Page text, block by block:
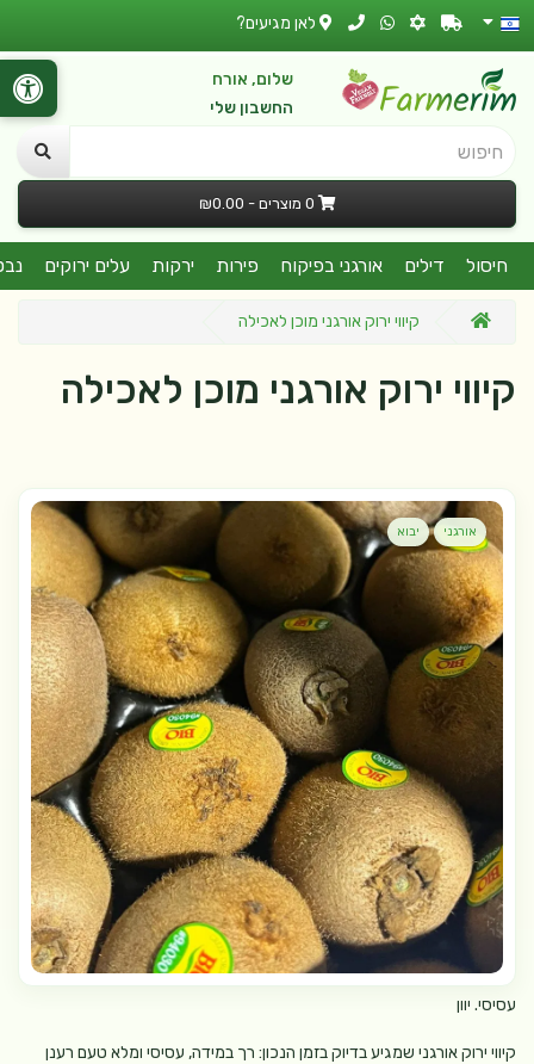
לאן מגיעים?
שלום, אורח
החשבון שלי
חיפוש
0 מוצרים - ₪0.00
חיסול דילים אורגני בפיקוח פירות ירקות עלים ירוקים
קיווי ירוק אורגני מוכן לאכילה
קיווי ירוק אורגני מוכן לאכילה
אורגני יבוא
עסיסי. יוון
קיווי ירוק אורגני שמגיע בדיוק בזמן הנכון: רך במידה, עסיסי ומלא טעם רענן